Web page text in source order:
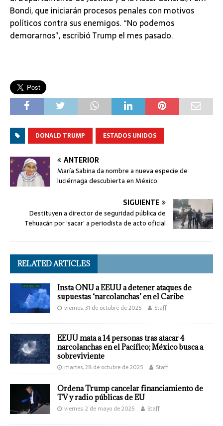
Bondi, que iniciarán procesos penales con motivos
políticos contra sus enemigos. “No podemos
demorarnos”, escribió Trump el mes pasado.
DONALD TRUMP ESTADOS UNIDOS
ANTERIOR
María Sabina da nombre a nueva especie de
luciérnaga descubierta en México
SIGUIENTE
Destituyen a director de seguridad pública de
Tehuacán por ‘sacar’ a periodista de acto oficial
RELATED ARTICLES
Insta ONU a EEUU a detener ataques de
supuestas ‘narcolanchas’ en el Caribe
viernes, 31 de octubre de 2025 Staff
EEUU mata a 14 personas tras atacar 4
narcolanchas en el Pacífico; México busca a
sobreviviente
martes, 28 de octubre de 2025 Staff
Ordena Trump cancelar financiamiento de
TV y radio públicas de EU
viernes, 2 de mayo de 2025 Staff